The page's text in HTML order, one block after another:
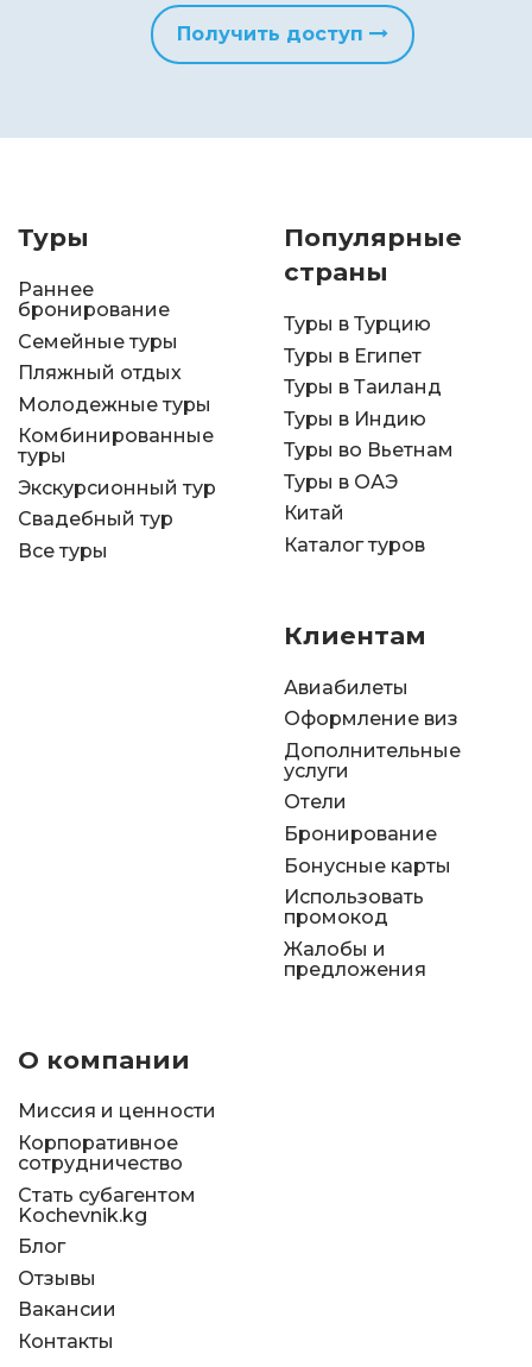
Получить доступ
Туры
Раннее
бронирование
Семейные туры
Пляжный отдых
Молодежные туры
Комбинированные
туры
Экскурсионный тур
Свадебный тур
Все туры
Популярные
страны
Туры в Турцию
Туры в Египет
Туры в Таиланд
Туры в Индию
Туры во Вьетнам
Туры в ОАЭ
Китай
Каталог туров
Клиентам
Авиабилеты
Оформление виз
Дополнительные
услуги
Отели
Бронирование
Бонусные карты
Использовать
промокод
Жалобы и
предложения
О компании
Миссия и ценности
Корпоративное
сотрудничество
Стать субагентом
Kochevnik.kg
Блог
Отзывы
Вакансии
Контакты